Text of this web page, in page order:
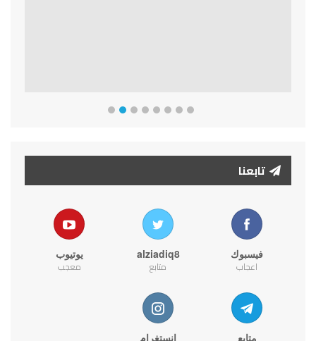
تابعنا
فيسبوك
اعجاب
alziadiq8
متابع
يوتيوب
معجب
متابع انستغرام